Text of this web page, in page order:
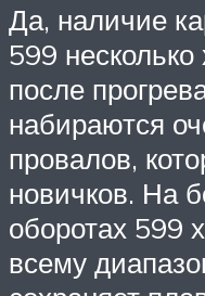
Да, наличие
599
после
набираются
провалов,
новичков. На
оборотах 599
всему